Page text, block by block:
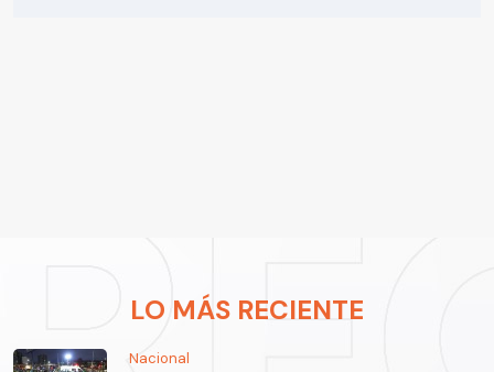
LO MÁS RECIENTE
Nacional